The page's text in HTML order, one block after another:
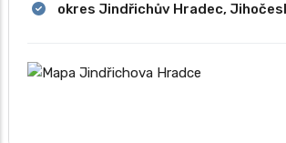
okres Jindřichův Hradec,